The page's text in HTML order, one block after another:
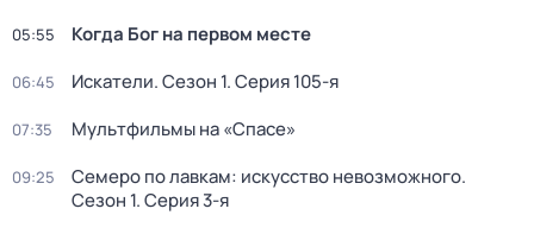
05:55 Когда Бог на первом месте
06:45 Искатели. Сезон 1. Серия 105-я
07:35 Мультфильмы на «Спасе»
09:25 Семеро по лавкам: искусство невозможного.
Сезон 1. Серия 3-я